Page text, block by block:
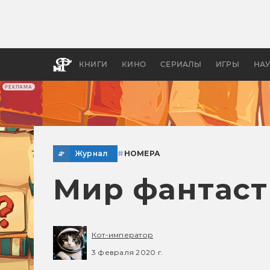
РЕКЛАМА
КНИГИ КИНО СЕРИАЛЫ ИГРЫ
бы
Журнал # НОМЕРА
Мир
Кот-император
3 февраля 2020 г.